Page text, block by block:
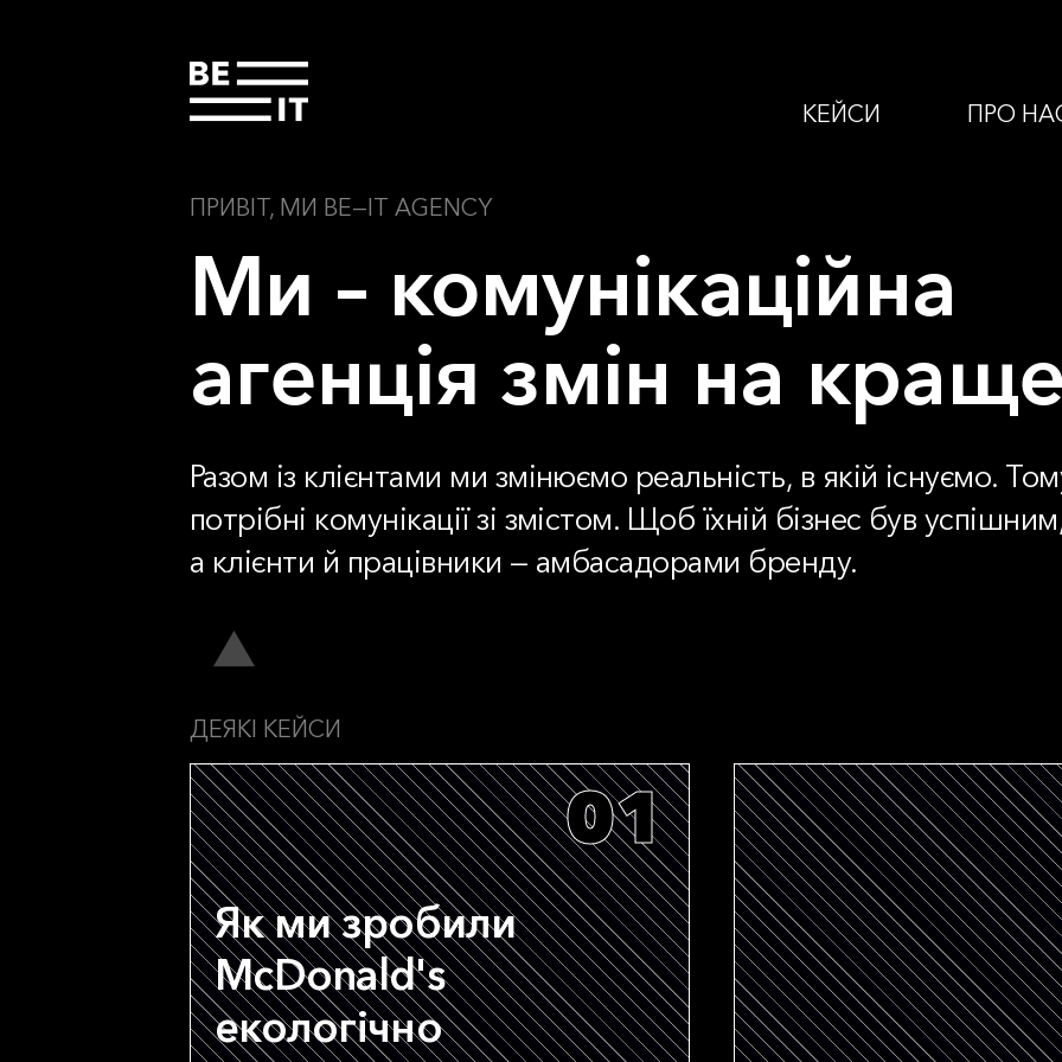
КЕЙСИ ПРО
ПРИВІТ, МИ BE—IT AGENCY
Ми – комунікаційна
агенція змін на
Разом із клієнтами ми змінюємо реальність, в якій існуємо.
потрібні комунікації зі змістом. Щоб їхній бізнес був
а клієнти й працівники — амбасадорами бренду.
ДЕЯКІ КЕЙСИ
01
Як ми зробили
McDonald's
екологічно